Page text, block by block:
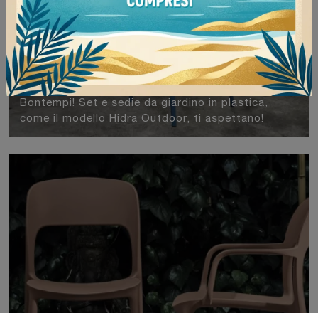
Hidra Outdoor
Arreda lo spazio outdoor con l'Arredo Giardino
Bontempi! Set e sedie da giardino in plastica,
come il modello Hidra Outdoor, ti aspettano!